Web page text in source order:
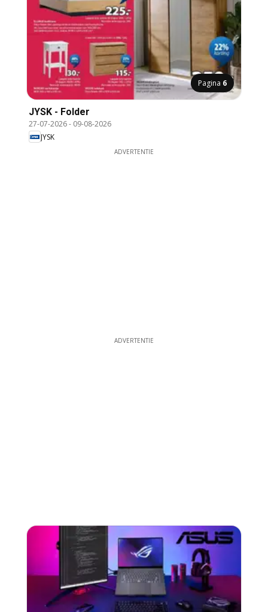
Pagina 6
JYSK - Folder
27-07-2026- 09-08-2026
JYSK
ADVERTENTIE
ADVERTENTIE